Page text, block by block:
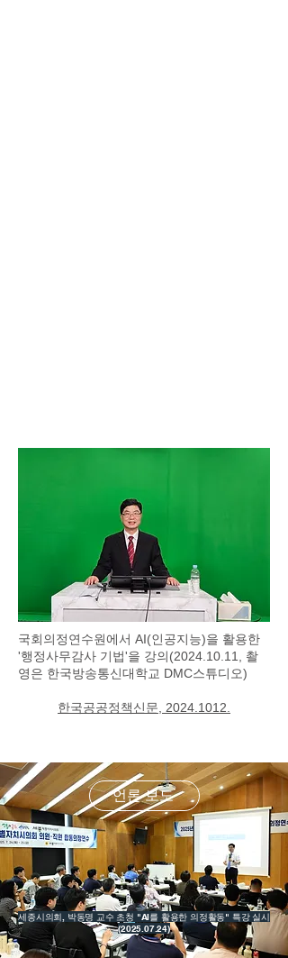
국회의정연수원에서 AI(인공지능)을 활용한
'행정사무감사 기법'을 강의(2024.10.11, 촬
영은 한국방송통신대학교 DMC스튜디오)
한국공공정책신문, 2024.1012.
언론 보도
세종시의회, 박동명 교수 초청 "AI를 활용한 의정활동" 특강 실시
(2025.07.24)